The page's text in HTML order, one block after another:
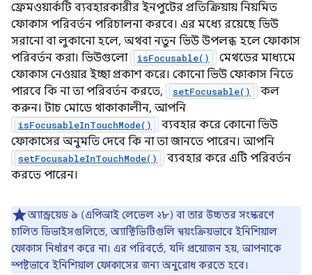
ফ্রেমওয়ার্কটি ব্যবহারকারীর ইনপুটের প্রতিক্রিয়ায় নিয়মিত
ফোকাস পরিবর্তন পরিচালনা করবে। এর মধ্যে রয়েছে ভিউ
সরানো বা লুকানো হলে, অথবা নতুন ভিউ উপলব্ধ হলে ফোকাস
পরিবর্তন করা। ভিউগুলো
isFocusable()
মেথডের মাধ্যমে
ফোকাস নেওয়ার ইচ্ছা প্রকাশ করে। কোনো ভিউ ফোকাস নিতে
পারবে কি না তা পরিবর্তন করতে,
setFocusable()
কল
করুন। টাচ মোডে থাকাকালীন, আপনি
isFocusableInTouchMode()
ব্যবহার করে কোনো ভিউ
ফোকাসের অনুমতি দেবে কি না তা জানতে পারেন। আপনি
setFocusableInTouchMode()
ব্যবহার করে এটি পরিবর্তন
করতে পারেন।
অ্যান্ড্রয়েড ৯ (এপিআই লেভেল ২৮) বা তার উচ্চতর সংস্করণে
চালিত ডিভাইসগুলিতে, অ্যাক্টিভিটিগুলি স্বয়ংক্রিয়ভাবে ইনিশিয়াল
ফোকাস নির্ধারণ করে না। এর পরিবর্তে, যদি প্রয়োজন হয়, আপনাকে
স্পষ্টভাবে ইনিশিয়াল ফোকাসের জন্য অনুরোধ করতে হবে।